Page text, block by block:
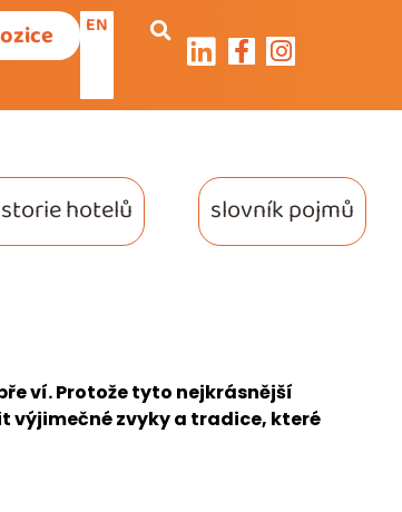
EN
hotelů slovník pojmů
ví. Protože tyto nejkrásnější
výjimečné zvyky a tradice, které